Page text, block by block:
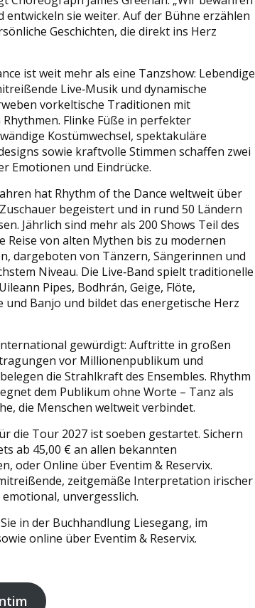
entwickeln sie weiter. Auf der Bühne erzählen
Geschichten, die direkt ins Herz
ist weit mehr als eine Tanzshow: Lebendige
Live‑Musik und dynamische
vorkeltische Traditionen mit
Flinke Füße in perfekter
Kostümwechsel, spektakuläre
sowie kraftvolle Stimmen schaffen zwei
Emotionen und Eindrücke.
hat Rhythm of the Dance weltweit über
begeistert und in rund 50 Ländern
Jährlich sind mehr als 200 Shows Teil des
Reise von alten Mythen bis zu modernen
dargeboten von Tänzern, Sängerinnen und
Niveau. Die Live‑Band spielt traditionelle
Pipes, Bodhrán, Geige, Flöte,
und Banjo und bildet das energetische Herz
gewürdigt: Auftritte in großen
vor Millionenpublikum und
die Strahlkraft des Ensembles. Rhythm
dem Publikum ohne Worte – Tanz als
die Menschen weltweit verbindet.
die Tour 2027 ist soeben gestartet. Sichern
ab 45,00 € an allen bekannten
oder Online über Eventim & Reservix.
zeitgemäße Interpretation irischer
unvergesslich.
in der Buchhandlung Liesegang, im
online über Eventim & Reservix.